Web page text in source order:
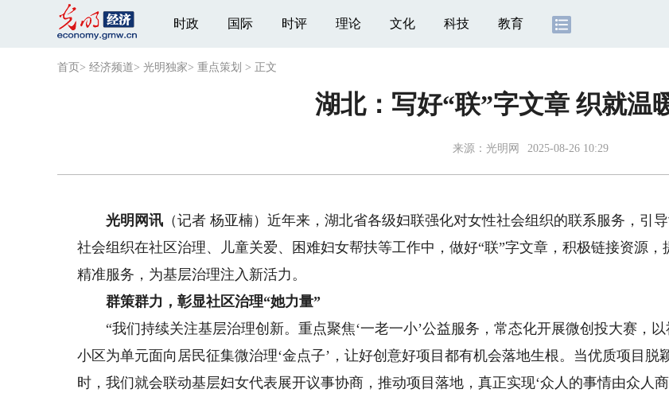
时政 国际 时评 理论 文化 科技 教育
首页 > 经济频道> 光明独家> 重点策划 > 正文
湖北：写好“联”字文章 织就温
来源： 光明网 2025-08-26 10:29
光明网讯 （记者 杨亚楠）近年来，湖北省各级妇联强化对女性社会组织的联系服务，引
社会组织在社区治理、儿童关爱、困难妇女帮扶等工作中，做好“联”字文章，积极链接资源，
精准服务，为基层治理注入新活力。
群策群力，彰显社区治理“她力量”
“我们持续关注基层治理创新。重点聚焦‘一老一小’公益服务，常态化开展微创投大赛，以
小区为单元面向居民征集微治理‘金点子’，让好创意好项目都有机会落地生根。当优质项目脱
时，我们就会联动基层妇女代表展开议事协商，推动项目落地，真正实现‘众人的事情由众人